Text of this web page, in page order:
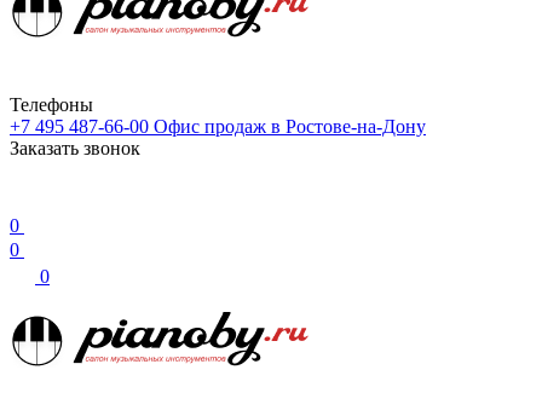
Телефоны
+7 495 487-66-00 Офис продаж в Ростове-на-Дону
Заказать звонок
0
0
0